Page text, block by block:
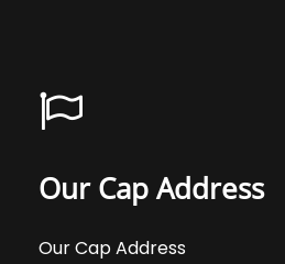
Our Cap Address
Our Cap Address